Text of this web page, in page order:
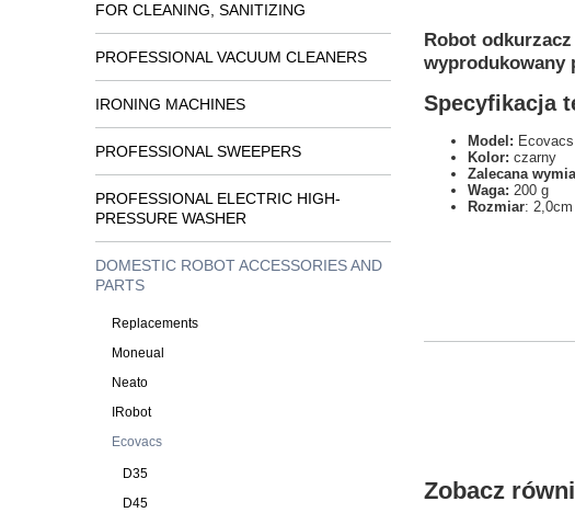
FOR CLEANING, SANITIZING
PROFESSIONAL VACUUM CLEANERS
IRONING MACHINES
PROFESSIONAL SWEEPERS
PROFESSIONAL ELECTRIC HIGH-
PRESSURE WASHER
DOMESTIC ROBOT ACCESSORIES AND
PARTS
Replacements
Moneual
Neato
IRobot
Ecovacs
D35
D45
Robot
wyprodukowany
Specyfikacja
Model:
Kolor: czarny
Zalecana
Waga: 200 g
Rozmiar:
Zobacz